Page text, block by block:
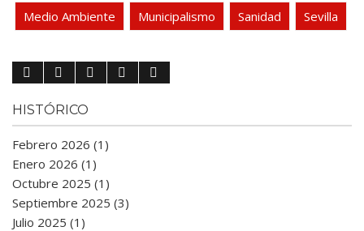
Medio Ambiente Municipalismo Sanidad Sevilla
HISTÓRICO
Febrero 2026 (1)
Enero 2026 (1)
Octubre 2025 (1)
Septiembre 2025 (3)
Julio 2025 (1)